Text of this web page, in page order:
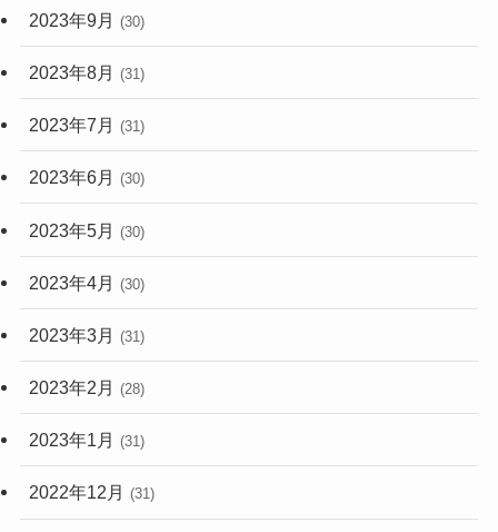
2023年9月 (30)
2023年8月 (31)
2023年7月 (31)
2023年6月 (30)
2023年5月 (30)
2023年4月 (30)
2023年3月 (31)
2023年2月 (28)
2023年1月 (31)
2022年12月 (31)